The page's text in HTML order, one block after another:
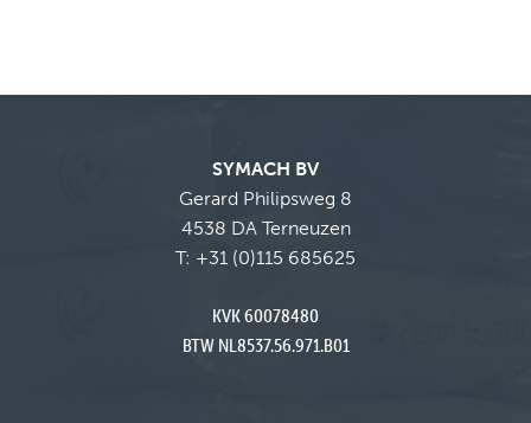
SYMACH BV
Gerard Philipsweg 8
4538 DA Terneuzen
T: +31 (0)115 685625
KVK 60078480
BTW NL8537.56.971.B01